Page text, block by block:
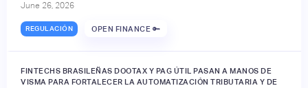
June 26, 2026
REGULACIÓN OPEN FINANCE 🔑
FINTECHS BRASILEÑAS DOOTAX Y PAG ÚTIL PASAN A MANOS DE
VISMA PARA FORTALECER LA AUTOMATIZACIÓN TRIBUTARIA Y DE